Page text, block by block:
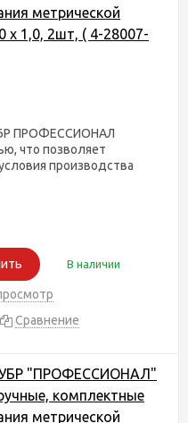
метрической
x 1,0, 2шт, ( 4-28007-
ПРОФЕССИОНАЛ
что позволяет
производства
В наличии
Сравнение
"ПРОФЕССИОНАЛ"
комплектные
метрической